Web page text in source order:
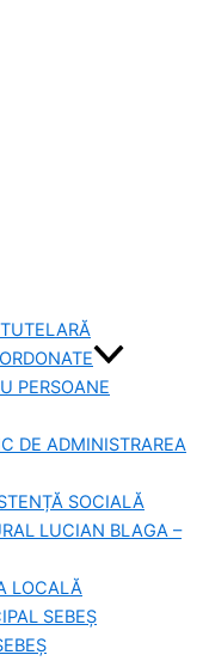
PERSOANE
DE ADMINISTRAREA
SOCIALĂ
LUCIAN BLAGA –
LOCALĂ
SEBEȘ